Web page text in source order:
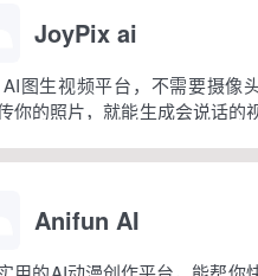
JoyPix ai
图生视频平台，不需要摄像
你的照片，就能生成会说话的
作视频。
Anifun AI